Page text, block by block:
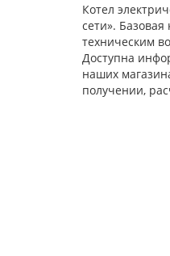
Котел
сети».
техническим
Доступна
наших
получении,